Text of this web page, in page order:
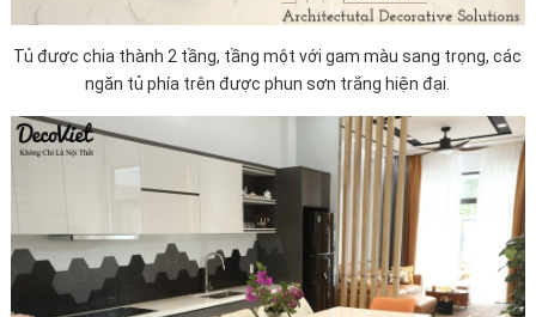
Tủ được chia thành 2 tầng, tầng một với gam màu sang trọng, các
ngăn tủ phía trên được phun sơn trắng hiện đại.